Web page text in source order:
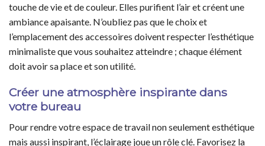
touche de vie et de couleur. Elles purifient l’air et créent une
ambiance apaisante. N’oubliez pas que le choix et
l’emplacement des accessoires doivent respecter l’esthétique
minimaliste que vous souhaitez atteindre ; chaque élément
doit avoir sa place et son utilité.
Créer une atmosphère inspirante dans
votre bureau
Pour rendre votre espace de travail non seulement esthétique
mais aussi inspirant, l’éclairage joue un rôle clé. Favorisez la